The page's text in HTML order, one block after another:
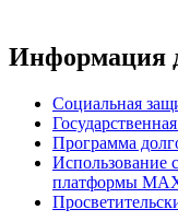
Информация
Социальная
Программа
Использование
платформы